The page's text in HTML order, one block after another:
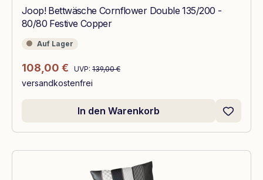
Joop! Bettwäsche Cornflower Double 135/200 -
80/80 Festive Copper
Auf Lager
Auf Lager
Verkaufspreis:
108,00 € Regulärer Preis:
UVP: 139,00 €
versandkostenfrei
In den Warenkorb